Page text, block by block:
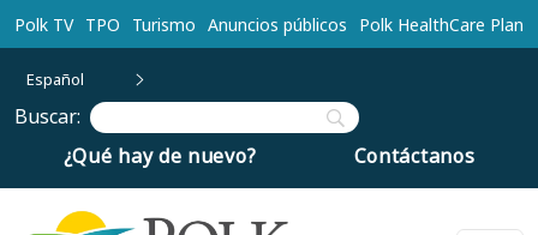
Ir al contenido principal
Polk TV TPO Turismo Anuncios públicos Polk HealthCare Plan
Español
Buscar:
¿Qué hay de nuevo?
Contáctanos